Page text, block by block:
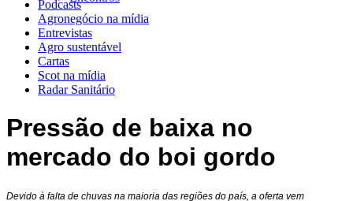
Podcasts
Agronegócio na mídia
Entrevistas
Agro sustentável
Cartas
Scot na mídia
Radar Sanitário
Pressão de baixa no
mercado do boi gordo
Devido à falta de chuvas na maioria das regiões do país, a oferta vem